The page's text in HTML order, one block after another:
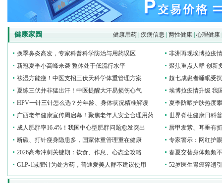
健康用药 疾病信息 两性健康 |心理健康
健康家园
换季鼻炎高发，专家科普科学防治与用药误区
新冠夏季小高峰来袭 整体处于低流行水平
祛湿方能瘦！中医支招三伏天科学体重管理方案
夏练三伏并非猛出汗！中医提醒大汗易损伤心气
HPV一针三针怎么选？分年龄、身体状况精准解读
广西老年健康宣传周启幕！聚焦老年人安全合理用药
成人肥胖率16.4%！我国中心型肥胖问题愈发突出
断碳、打针瘦身隐患多，国家体重管理重在健康
2026高考冲刺关键期：饮食、作息、心态全攻略
GLP‑1减肥针为处方药，普通爱美人群不建议使用
非洲再现埃博拉疫
聚焦重点人群 创新
超七成患者睡眠受
埃博拉疫情升级 我
夏季防晒护肤热度
世界脊柱健康日科
唇甲发紫、耳垂有
专家警示：网红护
春夏交替身体频频
52岁医生胃癌猝逝